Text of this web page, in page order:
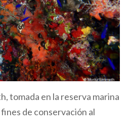
tomada en la reserva marina
de conservación al